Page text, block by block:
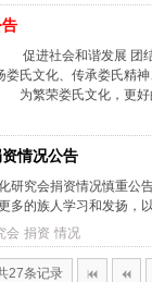
促进社会和谐发展
氏文化、传承娄氏精
繁荣娄氏文化，更好
情况公告
究会捐资情况慎重公告
多的族人学习和发扬，
会 捐资 情况
27条记录